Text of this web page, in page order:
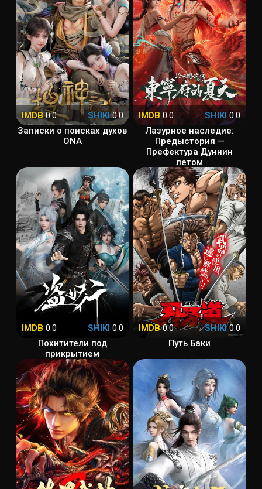
IMDB0.0 SHIKI0.0
Записки о поисках духов
ONA
IMDB 0.0 SHIKI 0.0
Лазурное наследие:
Предыстория —
Префектура Дуннин
летом
IMDB 0.0 SHIKI 0.0
Похитители под
прикрытием
IMDB0.0 SHIKI0.0
Путь Баки